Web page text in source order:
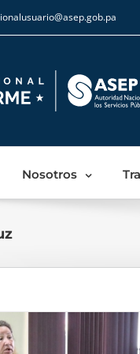
Nosotros